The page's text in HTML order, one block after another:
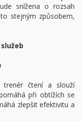
snížena o rozsah
stejným způsobem,
trenér čtení a slouží
při obtížích se
zlepšit efektivitu a